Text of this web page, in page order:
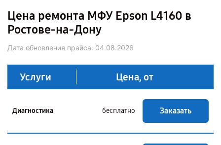
Цена ремонта МФУ Epson L4160 в
Ростове-на-Дону
Дата обновления прайса: 04.08.2026
Услуги Цена, от
Диагностика бесплатно Заказать